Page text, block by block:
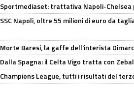
Sportmediaset: trattativa Napoli-Chelsea
SSC Napoli, oltre 55 milioni di euro da
Morte Baresi, la gaffe dell'interista
Dalla Spagna: il Celta Vigo tratta con
Champions League, tutti i risultati del